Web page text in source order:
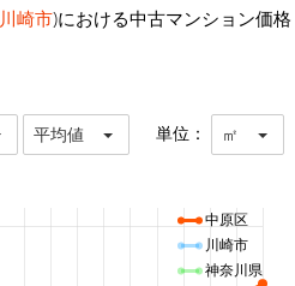
川崎市)における中古マンション価格
平均値 単位： ㎡
中原区
川崎市
神奈川県